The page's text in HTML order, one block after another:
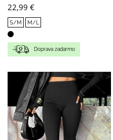
22,99 €
S/M M/L
Doprava zadarmo